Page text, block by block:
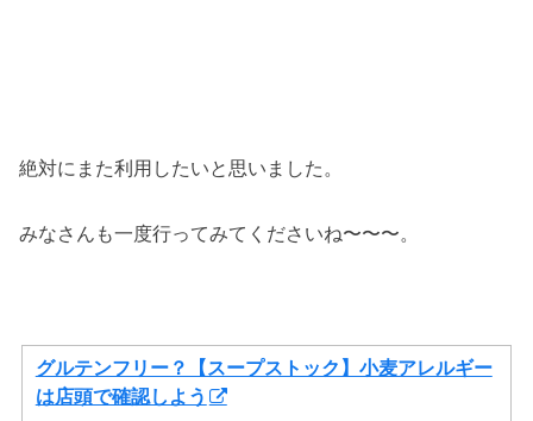
絶対にまた利用したいと思いました。
みなさんも一度行ってみてくださいね〜〜〜。
グルテンフリー？【スープストック】小麦アレルギー
は店頭で確認しよう